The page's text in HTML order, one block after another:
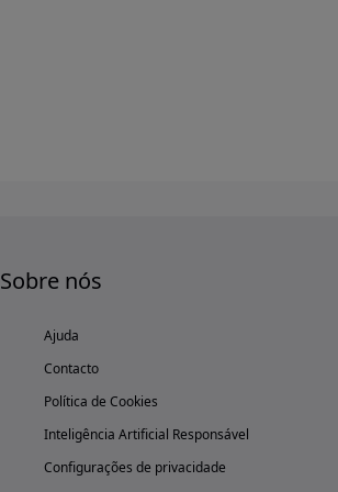
Sobre nós
Ajuda
Contacto
Política de Cookies
Inteligência Artificial Responsável
Configurações de privacidade